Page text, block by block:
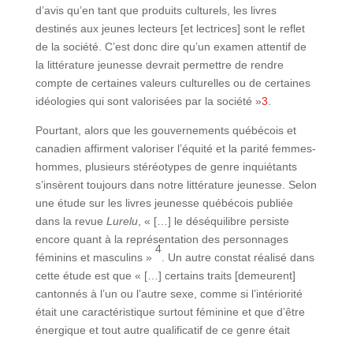
d’avis qu’en tant que produits culturels, les livres
destinés aux jeunes lecteurs [et lectrices] sont le reflet
de la société. C’est donc dire qu’un examen attentif de
la littérature jeunesse devrait permettre de rendre
compte de certaines valeurs culturelles ou de certaines
idéologies qui sont valorisées par la société »3
Pourtant, alors que les gouvernements québécois et
canadien affirment valoriser l’équité et la parité femmes-
hommes, plusieurs stéréotypes de genre inquiétants
s’insèrent toujours dans notre littérature jeunesse. Selon
une étude sur les livres jeunesse québécois publiée
dans la revue Lurelu, « […] le déséquilibre persiste
encore quant à la représentation des personnages
féminins et masculins »
4
. Un autre constat réalisé dans
cette étude est que « […] certains traits [demeurent]
cantonnés à l’un ou l’autre sexe, comme si l’intériorité
était une caractéristique surtout féminine et que d’être
énergique et tout autre qualificatif de ce genre était